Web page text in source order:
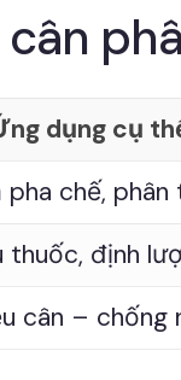
dụng cụ
chế,
thuốc, định
cân – chống